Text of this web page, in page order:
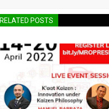
RELATED POSTS